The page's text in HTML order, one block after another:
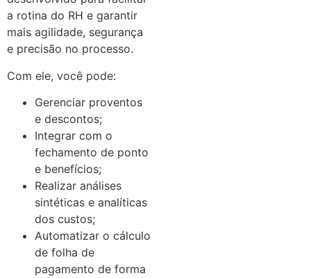
a rotina do RH e garantir
mais agilidade, segurança
e precisão no processo.
Com ele, você pode:
Gerenciar proventos
e descontos;
Integrar com o
fechamento de ponto
e benefícios;
Realizar análises
sintéticas e analíticas
dos custos;
Automatizar o cálculo
de folha de
pagamento de forma